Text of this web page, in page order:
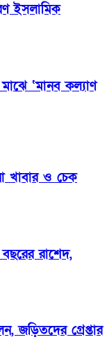
ইসলামিক
‘মানব কল্যাণ
খাবার ও চেক
রাশেদ,
জড়িতদের গ্রেপ্তার